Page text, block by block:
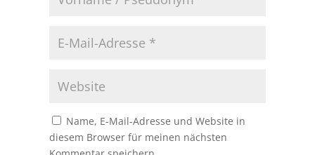
Name, E-Mail-Adresse und Website in
diesem Browser für meinen nächsten